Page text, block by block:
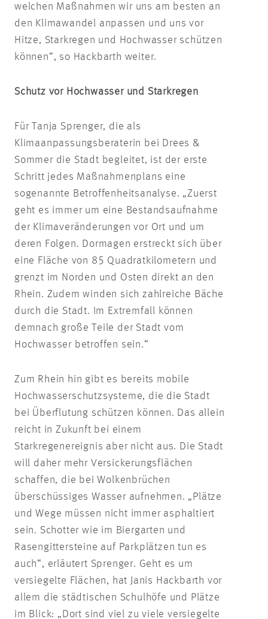
welchen Maßnahmen wir uns am besten an
den Klimawandel anpassen und uns vor
Hitze, Starkregen und Hochwasser schützen
können“, so Hackbarth weiter.
Schutz vor Hochwasser und Starkregen
Für Tanja Sprenger, die als
Klimaanpassungsberaterin bei Drees &
Sommer die Stadt begleitet, ist der erste
Schritt jedes Maßnahmenplans eine
sogenannte Betroffenheitsanalyse. „Zuerst
geht es immer um eine Bestandsaufnahme
der Klimaveränderungen vor Ort und um
deren Folgen. Dormagen erstreckt sich über
eine Fläche von 85 Quadratkilometern und
grenzt im Norden und Osten direkt an den
Rhein. Zudem winden sich zahlreiche Bäche
durch die Stadt. Im Extremfall können
demnach große Teile der Stadt vom
Hochwasser betroffen sein.“
Zum Rhein hin gibt es bereits mobile
Hochwasserschutzsysteme, die die Stadt
bei Überflutung schützen können. Das allein
reicht in Zukunft bei einem
Starkregenereignis aber nicht aus. Die Stadt
will daher mehr Versickerungsflächen
schaffen, die bei Wolkenbrüchen
überschüssiges Wasser aufnehmen. „Plätze
und Wege müssen nicht immer asphaltiert
sein. Schotter wie im Biergarten und
Rasengittersteine auf Parkplätzen tun es
auch“, erläutert Sprenger. Geht es um
versiegelte Flächen, hat Janis Hackbarth vor
allem die städtischen Schulhöfe und Plätze
im Blick: „Dort sind viel zu viele versiegelte